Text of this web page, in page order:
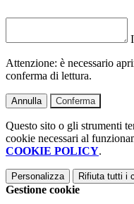
Attenzione: è necessario
conferma di lettura.
Annulla Conferma
Questo sito o gli strumenti
cookie necessari al
COOKIE POLICY.
Personalizza Rifiuta tutti i
Gestione cookie